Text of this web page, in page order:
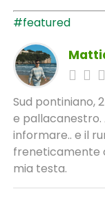
#featured
Sud pontiniano,
e
informare.. e il
freneticamente
mia testa.